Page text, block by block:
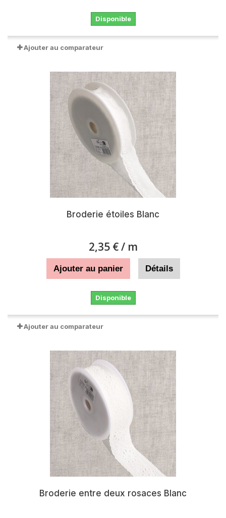
Disponible
Ajouter au comparateur
Broderie étoiles Blanc
2,35 €/ m
Ajouter au panier Détails
Disponible
Ajouter au comparateur
Broderie entre deux rosaces Blanc